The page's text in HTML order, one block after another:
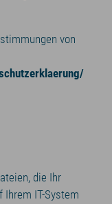
von
die Ihr
IT-System